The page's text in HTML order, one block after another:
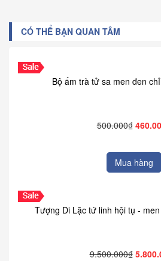
CÓ THỂ BẠN QUAN TÂM
Bộ ấm trà tử sa men đen
500.000₫
Mua hàng
Tượng Di Lặc tứ linh hội tụ -
9.500.000₫